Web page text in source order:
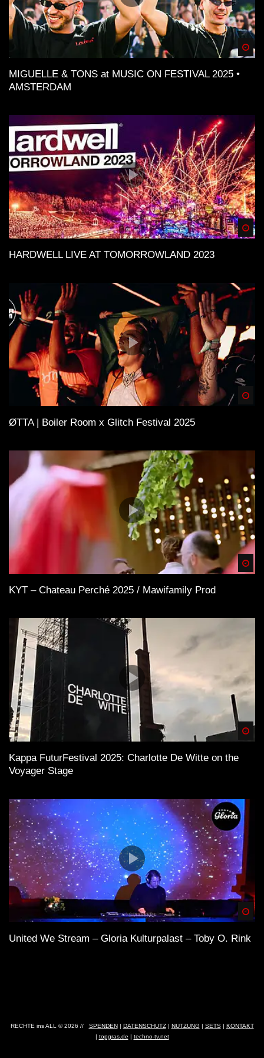
MIGUELLE & TONS at MUSIC ON FESTIVAL 2025 •
AMSTERDAM
HARDWELL LIVE AT TOMORROWLAND 2023
ØTTA | Boiler Room x Glitch Festival 2025
KYT – Chateau Perché 2025 / Mawifamily Prod
Kappa FuturFestival 2025: Charlotte De Witte on the
Voyager Stage
United We Stream – Gloria Kulturpalast – Toby O. Rink
RECHTE ins ALL © 2026 // SPENDEN| DATENSCHUTZ| NUTZUNG | SETS| KONTAKT
| topgras.de | techno-tv.net